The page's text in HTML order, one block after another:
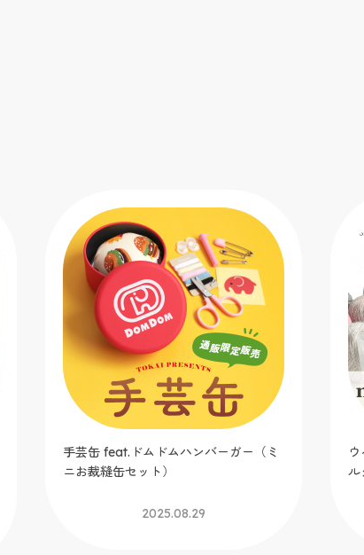
ウイスター2025春夏毛糸 ミックスロー
ルグレイス／マーブルドーナツ
2025.06.12